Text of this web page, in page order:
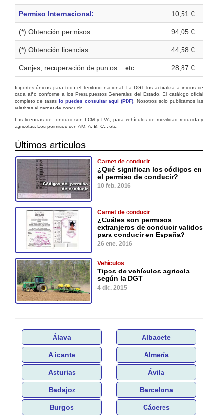
Permiso Internacional: 10,51 €
(*) Obtención permisos 94,05 €
(*) Obtención licencias 44,58 €
Canjes, recuperación de puntos... etc. 28,87 €
Importes únicos para todo el territorio nacional. La DGT los actualiza a inicios de
cada año conforme a los Presupuestos Generales del Estado. El catálogo oficial
completo de tasas lo puedes consultar aquí (PDF) . Nosotros solo publicamos las
relativas al carnet de conducir.
Las licencias de conducir son LCM y LVA, para vehículos de movilidad reducida y
agricolas. Los permisos son AM, A, B, C... etc.
Últimos articulos
Carnet de conducir
¿Qué significan los códigos en
el permiso de conducir?
10 feb. 2016
Carnet de conducir
¿Cuáles son permisos
extranjeros de conducir validos
para conducir en España?
26 ene. 2016
Vehículos
Tipos de vehículos agricola
según la DGT
4 dic. 2015
Álava Albacete
Alicante Almería
Asturias Ávila
Badajoz Barcelona
Burgos Cáceres